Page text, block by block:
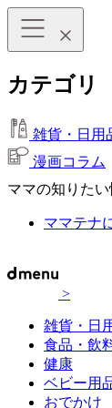
カテゴリ
雑貨・日用
漫画コラム
ママの知りた
ママテナ
>
雑貨・日
食品・飲
健康
ベビー用
おでかけ